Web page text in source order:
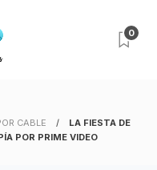
0
CABLE
LA FIESTA DE
POR PRIME VIDEO